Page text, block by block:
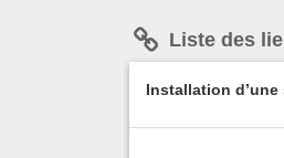
Liste des
Installation